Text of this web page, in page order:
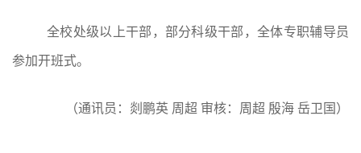
全校处级以上干部，部分科级干部，全体专职辅导员
参加开班式。
（通讯员：剡鹏英 周超 审核： 周超 殷海 岳卫国）